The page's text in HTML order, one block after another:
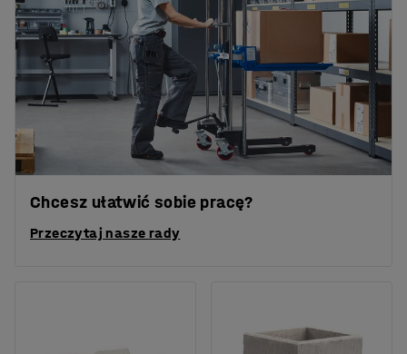
Chcesz ułatwić sobie pracę?
Przeczytaj nasze rady